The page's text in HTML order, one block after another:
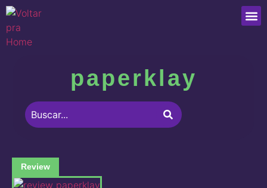
paperklay
Review